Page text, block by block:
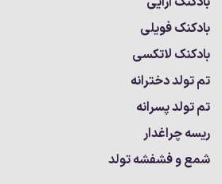
بادکنک فویلی
بادکنک لاتکسی
تم تولد دخترانه
تم تولد پسرانه
ریسه چراغدار
شمع و فشفشه تولد